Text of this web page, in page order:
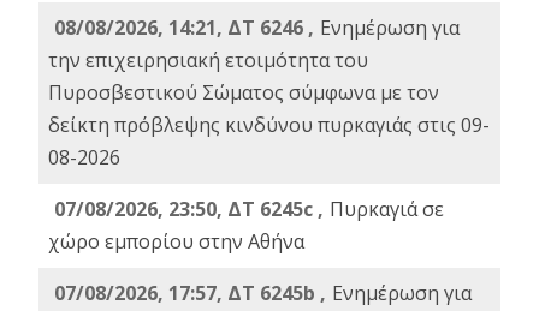
08/08/2026, 14:21, ΔΤ 6246 , Ενημέρωση για
την επιχειρησιακή ετοιμότητα του
Πυροσβεστικού Σώματος σύμφωνα με τον
δείκτη πρόβλεψης κινδύνου πυρκαγιάς στις 09-
08-2026
07/08/2026, 23:50, ΔΤ 6245c , Πυρκαγιά σε
χώρο εμπορίου στην Αθήνα
07/08/2026, 17:57, ΔΤ 6245b , Ενημέρωση για